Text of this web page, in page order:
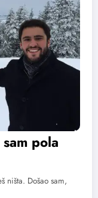
pola
ništa. Došao sam,